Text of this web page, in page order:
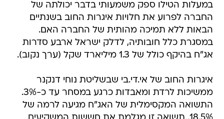
הבאות ללא תמיכה מהותית של החברה האם.
במסגרת כלל חובותיה, לדלק ישראל ארבע סדרות
אג"ח בהיקף כולל של 1.3 מיליארד שקל (ערך נקוב).
איגרות החוב של אי.די.בי שבשליטת נוחי דנקנר
התשואה המקסימלית של האג"ח מגיעה לרמה של
18.5%. תשואה זו מגלמת את חששות המשקיעים
לפיהם הקבוצה לא תוכל לעמוד בהחזרי החוב